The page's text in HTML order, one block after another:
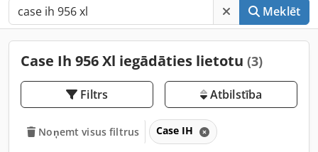
Meklēt
Case Ih 956 Xl iegādāties lietotu (3)
Filtrs Atbilstība
Noņemt visus filtrus Case IH